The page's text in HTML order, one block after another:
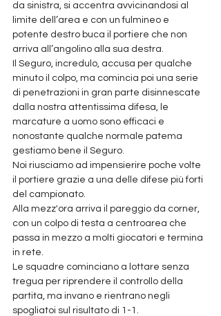
da sinistra, si accentra avvicinandosi al
limite dell’area e con un fulmineo e
potente destro buca il portiere che non
arriva all’angolino alla sua destra.
Il Seguro, incredulo, accusa per qualche
minuto il colpo, ma comincia poi una serie
di penetrazioni in gran parte disinnescate
dalla nostra attentissima difesa, le
marcature a uomo sono efficaci e
nonostante qualche normale patema
gestiamo bene il Seguro.
Noi riusciamo ad impensierire poche volte
il portiere grazie a una delle difese più forti
del campionato.
Alla mezz'ora arriva il pareggio da corner,
con un colpo di testa a centroarea che
passa in mezzo a molti giocatori e termina
in rete.
Le squadre cominciano a lottare senza
tregua per riprendere il controllo della
partita, ma invano e rientrano negli
spogliatoi sul risultato di 1-1.